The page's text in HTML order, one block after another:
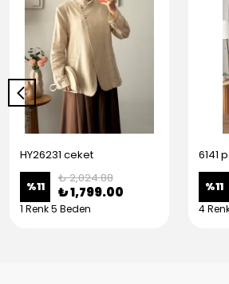
HY26231 ceket
%11
₺ 2,024.88
₺ 1,799.00
1 Renk 5 Beden
6141
%11
4